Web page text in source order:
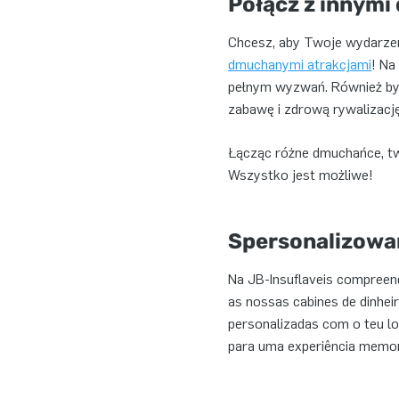
Chcesz, aby Twoje
dmuchanymi atrakcjami! Na
pełnym wyzwań. Również
zabawę i zdrową
Łącząc różne dmuchańce,
Wszystko jest możliwe!
Na JB-Insuflaveis
as nossas cabines de
personalizadas com o teu
para uma experiência